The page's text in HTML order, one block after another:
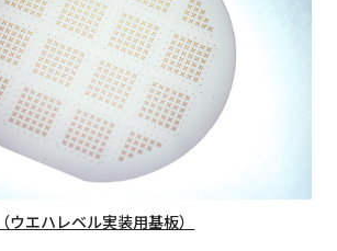
ウエハレベル実装用基板）